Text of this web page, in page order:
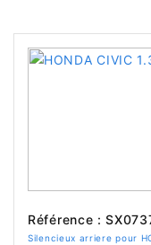
Référence :
Silencieux arriere pour